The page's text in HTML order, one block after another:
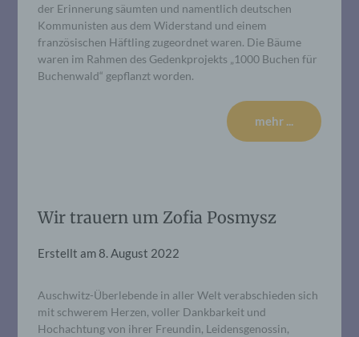
der Erinnerung säumten und namentlich deutschen
Kommunisten aus dem Widerstand und einem
französischen Häftling zugeordnet waren. Die Bäume
waren im Rahmen des Gedenkprojekts „1000 Buchen für
Buchenwald“ gepflanzt worden.
mehr ...
Wir trauern um Zofia Posmysz
Erstellt am8. August 2022
Auschwitz-Überlebende in aller Welt verabschieden sich
mit schwerem Herzen, voller Dankbarkeit und
Hochachtung von ihrer Freundin, Leidensgenossin,